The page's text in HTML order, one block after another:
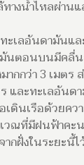
ทางน้ำไหลผ่า
เลอันดามันแล
มันตอนบนมีคลื่
กกว่า 3 เมต
และทะเลอัน
เดินเรือด้วยค
วณที่มีฝนฟ้าคะ
กฝั่งในระยะนี้